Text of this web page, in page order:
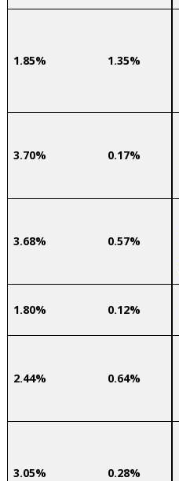
1.35%
1.85%
0.17%
3.70%
0.57%
3.68%
0.12%
1.80%
0.64%
2.44%
0.28%
3.05%